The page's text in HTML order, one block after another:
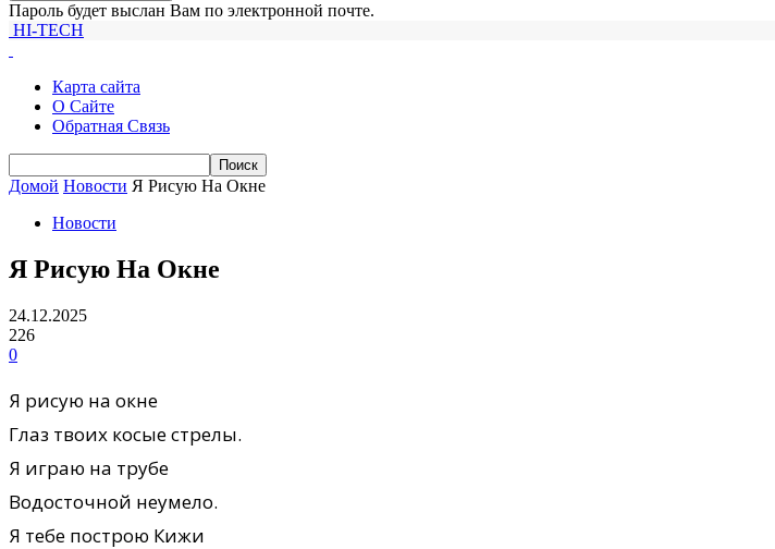
Пароль будет выслан Вам по электронной почте.
HI-TECH
Карта сайта
О Сайте
Обратная Связь
Домой Новости Я Рисую На Окне
Новости
Я Рисую На Окне
24.12.2025
226
0
Я рисую на окне
Глаз твоих косые стрелы.
Я играю на трубе
Водосточной неумело.
Я тебе построю Кижи